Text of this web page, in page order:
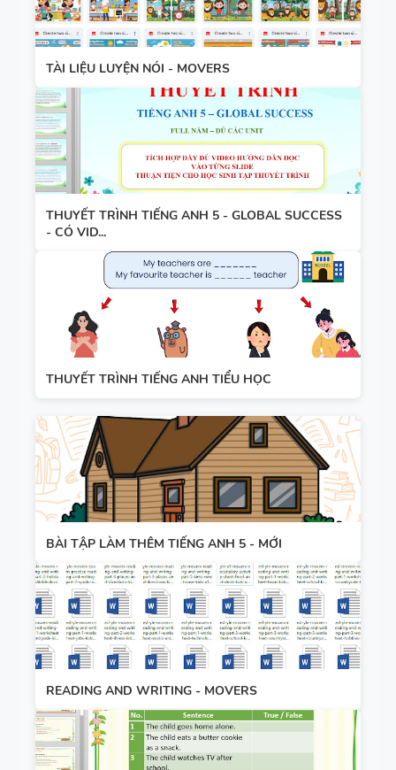
TÀI LIỆU LUYỆN NÓI - MOVERS
THUYẾT TRÌNH TIẾNG ANH 5 - GLOBAL SUCCESS
- CÓ VID...
THUYẾT TRÌNH TIẾNG ANH TIỂU HỌC
BÀI TẬP LÀM THÊM TIẾNG ANH 5 - MỚI
READING AND WRITING - MOVERS